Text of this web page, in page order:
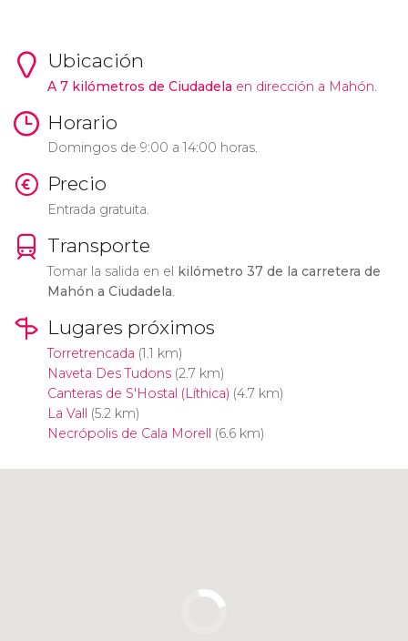
Ubicación
A 7 kilómetros de Ciudadela en dirección a Mahón.
Horario
Domingos de 9:00 a 14:00 horas.
Precio
Entrada gratuita.
Transporte
Tomar la salida en el kilómetro 37 de la carretera de
Mahón a Ciudadela.
Lugares próximos
Torretrencada (1.1 km)
Naveta Des Tudons(2.7 km)
Canteras de S'Hostal (Líthica) (4.7 km)
La Vall (5.2 km)
Necrópolis de Cala Morell (6.6 km)